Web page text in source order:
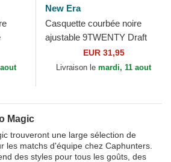
New Era
Casquette courbée noire
ajustable 9TWENTY Draft
Edition 2023 Orlando Magic
NBA New Era
EUR 31,95
Livraison le mardi, 11 aout
Magic
trouveront une large sélection de
les matchs d'équipe chez Caphunters.
des styles pour tous les goûts, des